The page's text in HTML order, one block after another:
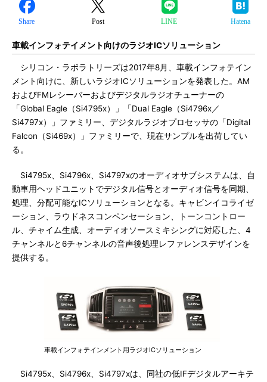
Share Post LINE Hatena
車載インフォテイメント向けのラジオICソリューション
シリコン・ラボラトリーズは2017年8月、車載インフォテイン
メント向けに、新しいラジオICソリューションを発表した。AM
およびFMレシーバーおよびデジタルラジオチューナーの
「Global Eagle（Si4795x）」「Dual Eagle（Si4796x／
Si4797x）」ファミリー、デジタルラジオプロセッサの「Digital
Falcon（Si469x）」ファミリーで、現在サンプルを出荷してい
る。
Si4795x、Si4796x、Si4797xのオーディオサブシステムは、自
動車用ヘッドユニットでデジタル信号とオーディオ信号を同期、
処理、分配可能なICソリューションとなる。キャビンイコライゼ
ーション、ラウドネスコンペンセーション、トーンコントロー
ル、チャイム生成、オーディオソースミキシングに対応した、4
チャンネルと6チャンネルの音声後処理レファレンスデザインを
提供する。
車載インフォテインメント用ラジオICソリューション
Si4795x、Si4796x、Si4797xは、同社の低IFデジタルアーキテ